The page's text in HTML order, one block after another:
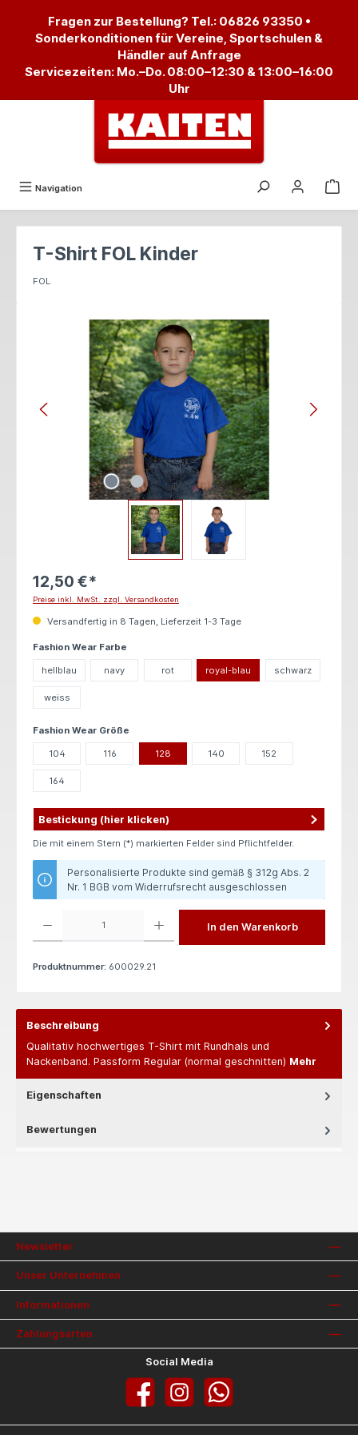
Fragen zur Bestellung? Tel.: 06826 93350 •
Sonderkonditionen für Vereine, Sportschulen &
Händler auf Anfrage
Servicezeiten: Mo.–Do. 08:00–12:30 & 13:00–16:00
Uhr
Navigation
T-Shirt FOL Kinder
FOL
Bildergalerie überspringen
12,50 €*
Preise inkl. MwSt. zzgl. Versandkosten
Versandfertig in 8 Tagen, Lieferzeit 1-3 Tage
Fashion Wear Farbe
hellblau navy rot royal-blau schwarz
weiss
Fashion Wear Größe
104 116 128 140 152
164
Bestickung (hier klicken)
Die mit einem Stern (*) markierten Felder sind Pflichtfelder.
Personalisierte Produkte sind gemäß § 312g Abs. 2
Nr. 1 BGB vom Widerrufsrecht ausgeschlossen
In den Warenkorb
Produktnummer: 600029.21
Beschreibung
Qualitativ hochwertiges T-Shirt mit Rundhals und
Nackenband. Passform Regular (normal geschnitten) Mehr
Eigenschaften
Bewertungen
Newsletter
Unser Unternehmen
Informationen
Zahlungsarten
Social Media
Facebook InstagramWhatsApp